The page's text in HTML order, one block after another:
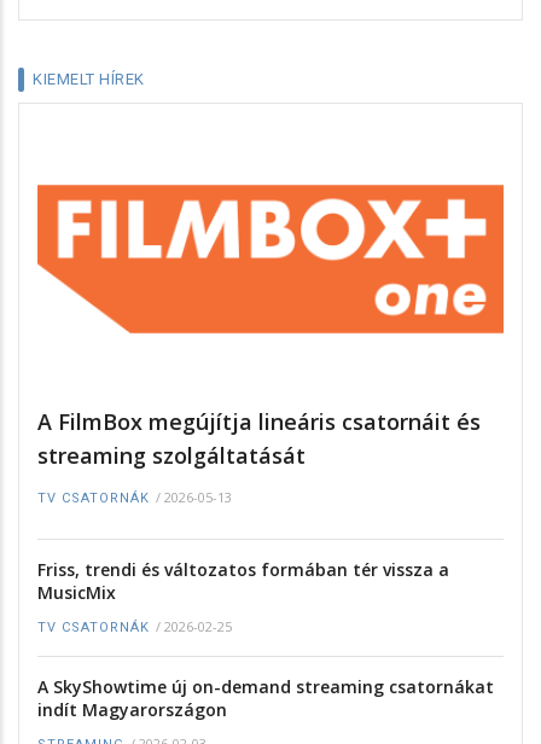
KIEMELT HÍREK
A FilmBox megújítja lineáris csatornáit és
streaming szolgáltatását
TV CSATORNÁK / 2026-05-13
Friss, trendi és változatos formában tér vissza a
MusicMix
TV CSATORNÁK / 2026-02-25
A SkyShowtime új on-demand streaming csatornákat
indít Magyarországon